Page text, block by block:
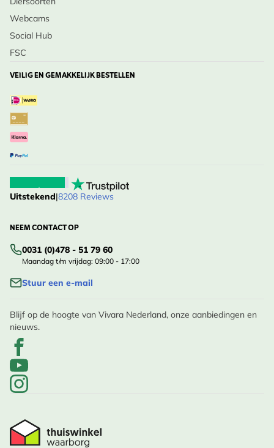
Webcams
Social Hub
FSC
VEILIG EN GEMAKKELIJK BESTELLEN
Uitstekend|8208 Reviews
NEEM CONTACT OP
0031 (0)478 - 51 79 60
Maandag t/m vrijdag: 09:00 - 17:00
Stuur een e-mail
Blijf op de hoogte van Vivara Nederland, onze aanbiedingen en
nieuws.